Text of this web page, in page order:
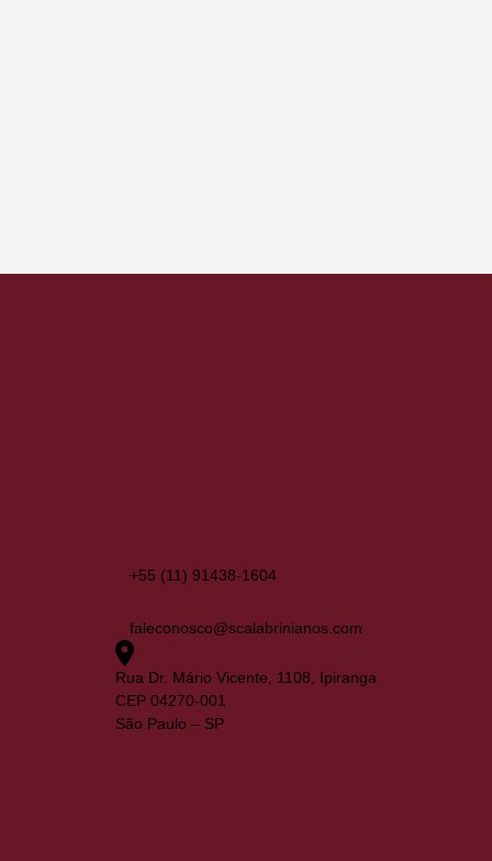
+55 (11) 91438-1604
faleconosco@scalabrinianos.com
Rua Dr. Mário Vicente, 1108, Ipiranga
CEP 04270-001
São Paulo – SP